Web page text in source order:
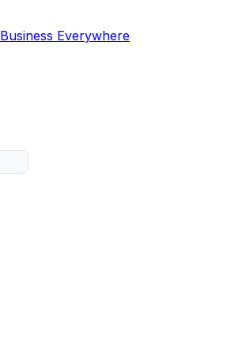
Business Everywhere